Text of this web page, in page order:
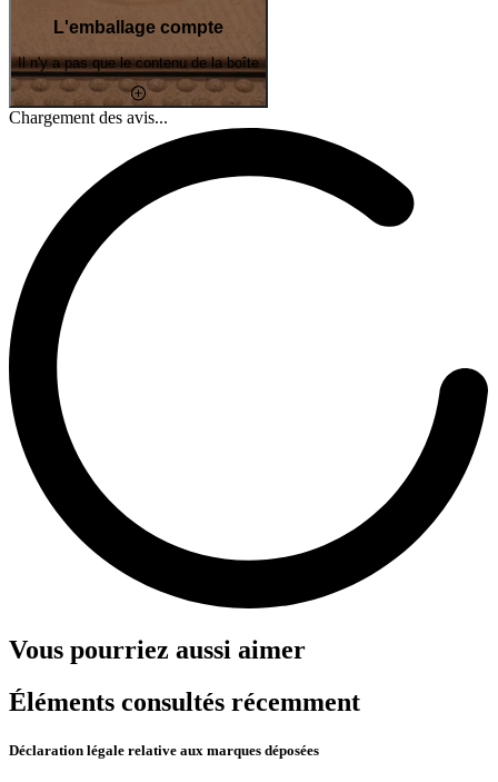
L'emballage compte
Il n'y a pas que le contenu de la boîte
Chargement des avis...
Vous pourriez aussi aimer
Éléments consultés récemment
Déclaration légale relative aux marques déposées